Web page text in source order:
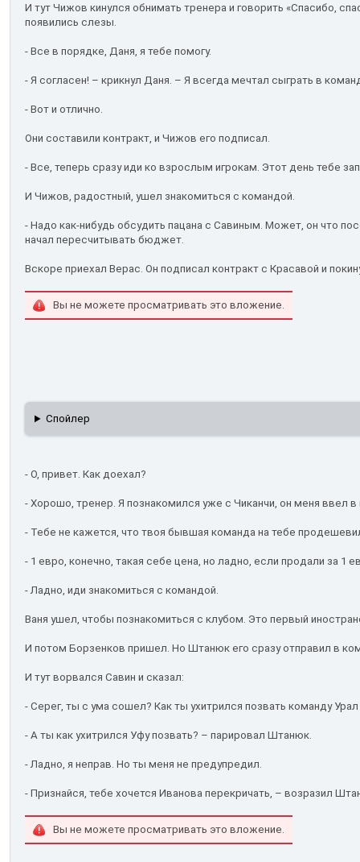
И тут Чижов кинулся обнимать тренера и говорить «Спасибо,
появились слезы.
- Все в порядке, Даня, я тебе помогу.
- Я согласен! – крикнул Даня. – Я всегда мечтал сыграть в
- Вот и отлично.
Они составили контракт, и Чижов его подписал.
- Все, теперь сразу иди ко взрослым игрокам. Этот день тебе
И Чижов, радостный, ушел знакомиться с командой.
- Надо как-нибудь обсудить пацана с Савиным. Может, он что
начал пересчитывать бюджет.
Вскоре приехал Верас. Он подписал контракт с Красавой и
Вы не можете просматривать это вложение.
Спойлер
- О, привет. Как доехал?
- Хорошо, тренер. Я познакомился уже с Чиканчи, он меня ввел в
- Тебе не кажется, что твоя бывшая команда на тебе
- 1 евро, конечно, такая себе цена, но ладно, если продали за 1
- Ладно, иди знакомиться с командой.
Ваня ушел, чтобы познакомиться с клубом. Это первый
И потом Борзенков пришел. Но Штанюк его сразу отправил в
И тут ворвался Савин и сказал:
- Серег, ты с ума сошел? Как ты ухитрился позвать команду
- А ты как ухитрился Уфу позвать? – парировал Штанюк.
- Ладно, я неправ. Но ты меня не предупредил.
- Признайся, тебе хочется Иванова перекричать, – возразил
Вы не можете просматривать это вложение.